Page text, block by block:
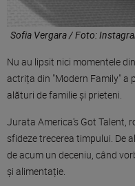
Sofia Vergara / Foto:
Nu au lipsit nici momentele
actrița din "Modern Family" a
alături de familie și prieteni.
Jurata America's Got Talent,
sfideze trecerea timpului. De
de acum un deceniu, când
și alimentație.